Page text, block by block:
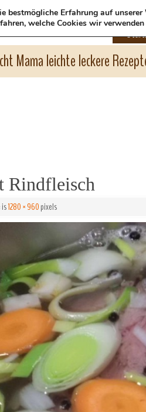
Mama leichte leckere
Rindfleisch
is1280 × 960pixels
bestmögliche Erfahrung auf unserer
welche Cookies wir